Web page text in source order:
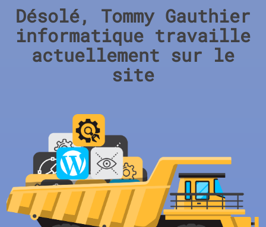
Désolé, Tommy Gauthier
informatique travaille
actuellement sur le
site